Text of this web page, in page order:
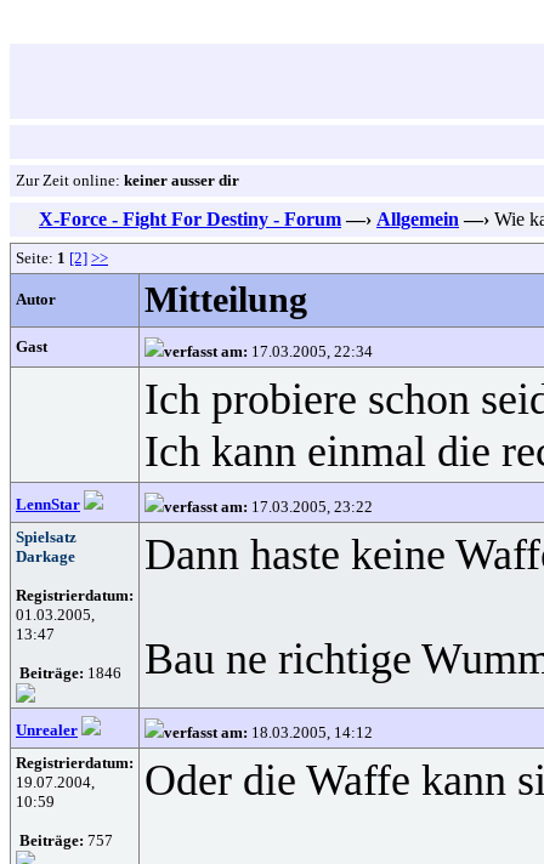
Zur Zeit online: keiner ausser dir
X-Force - Fight For Destiny - Forum —› Allgemein —› Wie
Seite: 1 [2] >>
Autor Mitteilung
Gast verfasst am: 17.03.2005, 22:34
Ich probiere schon
Ich kann einmal die
LennStar verfasst am: 17.03.2005, 23:22
Spielsatz
Darkage
Registrierdatum:
01.03.2005,
13:47
Beiträge: 1846
Dann haste keine
Bau ne richtige
Unrealer verfasst am: 18.03.2005, 14:12
Registrierdatum:
19.07.2004,
10:59
Beiträge: 757
Oder die Waffe kann